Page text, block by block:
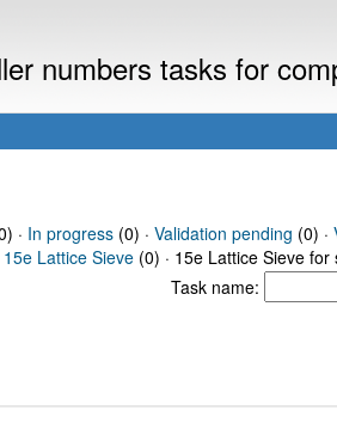
numbers tasks for
· In progress(0) · Validation pending (0) ·
15e Lattice Sieve (0) · 15e Lattice Sieve
Task name: